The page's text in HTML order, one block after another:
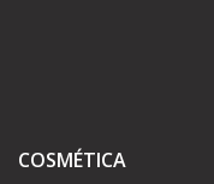
COSMÉTICA